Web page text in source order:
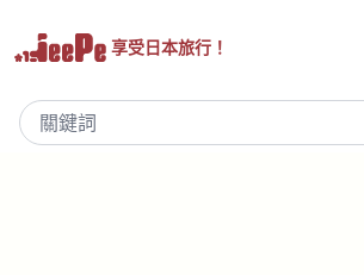
享受日本旅行！